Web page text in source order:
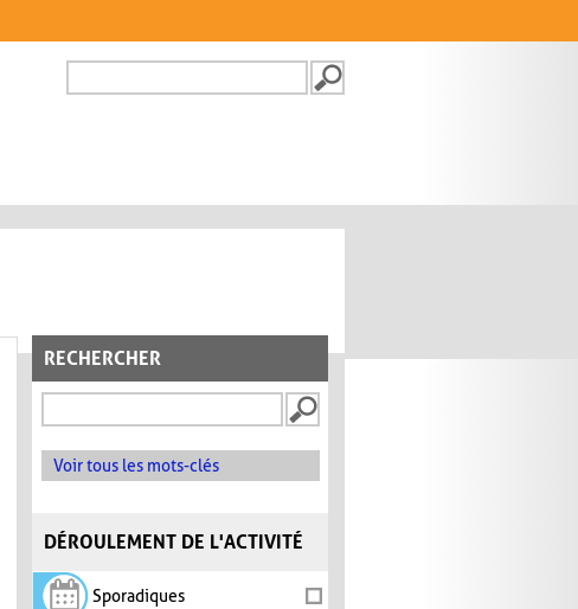
FORMULAIRE DE
RECHERCHER
Voir tous les mots-clés
DÉROULEMENT DE L'ACTIVITÉ
Sporadiques